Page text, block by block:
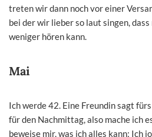
treten wir dann noch vor einer
bei der wir lieber so laut singen,
weniger hören kann.
Mai
Ich werde 42. Eine Freundin sagt
für den Nachmittag, also mache ich
beweise mir, was ich alles kann: Ich